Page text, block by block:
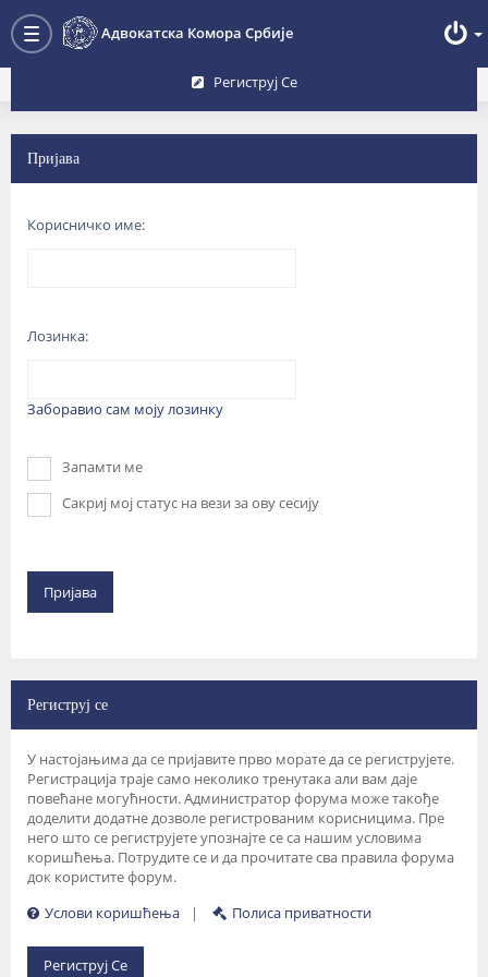
Toggle
Адвокатска Комора Србије
Преглед форума
Региструј Се
Пријава
Корисничко име:
Лозинка:
Заборавио сам моју лозинку
Запамти ме
Сакриј мој статус на вези за ову сесију
Региструј се
У настојањима да се пријавите прво морате да се региструјете.
Регистрација траје само неколико тренутака али вам даје
повећане могућности. Администратор форума може такође
доделити додатне дозволе регистрованим корисницима. Пре
него што се региструјете упознајте се са нашим условима
коришћења. Потрудите се и да прочитате сва правила форума
док користите форум.
Услови коришћења
| Полиса приватности
Региструј Се